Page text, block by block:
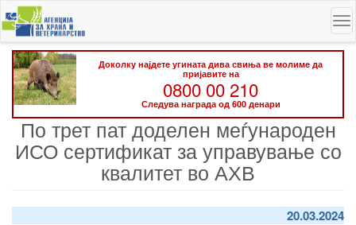
Skip
to
main
content
Доколку најдете угината дива свиња ве молиме да
пријавите на
0800 00 210
Следува награда од 600 денари
По трет пат доделен меѓународен
ИСО сертификат за управување со
квалитет во АХВ
20.03.2024